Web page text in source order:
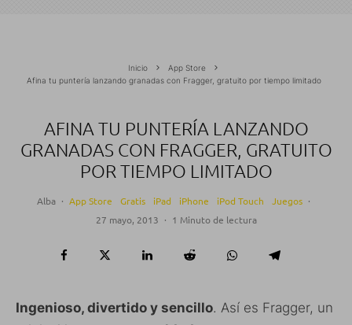
Inicio
App Store
Afina tu puntería lanzando granadas con Fragger, gratuito por tiempo limitado
AFINA TU PUNTERÍA LANZANDO
GRANADAS CON FRAGGER, GRATUITO
POR TIEMPO LIMITADO
Alba · App Store Gratis iPad iPhone iPod Touch Juegos ·
27 mayo, 2013 · 1 Minuto de lectura
Ingenioso, divertido y sencillo. Así es Fragger, un